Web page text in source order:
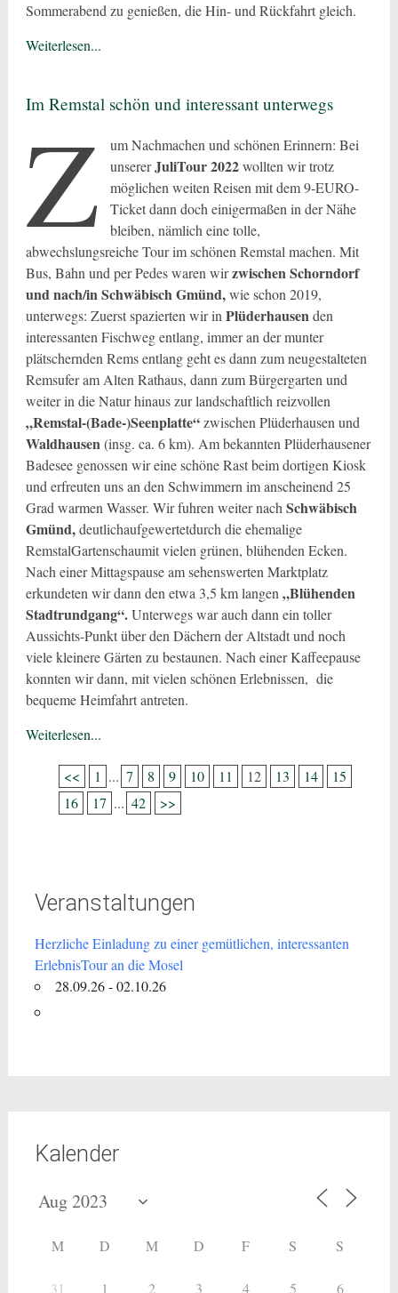
Sommerabend zu genießen, die Hin- und Rückfahrt gleich.
Weiterlesen...
Im Remstal schön und interessant unterwegs
Z
um Nachmachen und schönen Erinnern: Bei
unsererJuliTour 2022wollten wir trotz
möglichen weiten Reisen mit dem 9-EURO-
Ticket dann doch einigermaßen in der Nähe
bleiben, nämlich eine tolle,
abwechslungsreiche Tour im schönen Remstal machen. Mit
Bus, Bahn und per Pedes waren wirzwischen Schorndorf
und nach/in Schwäbisch Gmünd,wie schon 2019,
unterwegs: Zuerst spazierten wir in Plüderhausenden
interessanten Fischweg entlang, immer an der munter
plätschernden Rems entlang geht es dann zum neugestalteten
Remsufer am Alten Rathaus, dann zum Bürgergarten und
weiter in die Natur hinaus zur landschaftlich reizvollen
„Remstal-(Bade-)Seenplatte“zwischen Plüderhausen und
Waldhausen(insg. ca. 6 km). Am bekannten Plüderhausener
Badesee genossen wir eine schöne Rast beim dortigen Kiosk
und erfreuten uns an den Schwimmern im anscheinend 25
Grad warmen Wasser. Wir fuhren weiter nach Schwäbisch
Gmünd,deutlichaufgewertetdurch die ehemalige
RemstalGartenschaumit vielen grünen, blühenden Ecken.
Nach einer Mittagspause am sehenswerten Marktplatz
erkundeten wir dann den etwa 3,5 km langen „Blühenden
Stadtrundgang“.Unterwegs war auch dann ein toller
Aussichts-Punkt über den Dächern der Altstadt und noch
viele kleinere Gärten zu bestaunen. Nach einer Kaffeepause
konnten wir dann, mit vielen schönen Erlebnissen, die
bequeme Heimfahrt antreten.
Weiterlesen...
<< 1 ... 7 8 9 10 11 12 13 14
15
16
17 ... 42 >>
Veranstaltungen
Herzliche Einladung zu einer gemütlichen, interessanten
ErlebnisTour an die Mosel
28.09.26 - 02.10.26
Kalender
M D M D F S S
31 1 2 3 4 5 6